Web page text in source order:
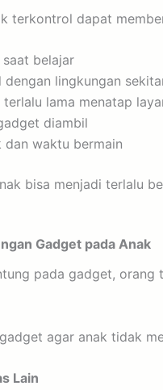
terkontrol dapat
belajar
dengan lingkungan
lama menatap
diambil
waktu bermain
bisa menjadi terlalu
Gadget pada Anak
pada gadget, orang
agar anak tidak
Lain